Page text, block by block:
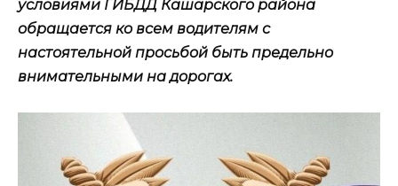
условиями ГИБДД Кашарского района
обращается ко всем водителям с
настоятельной просьбой быть предельно
внимательными на дорогах.